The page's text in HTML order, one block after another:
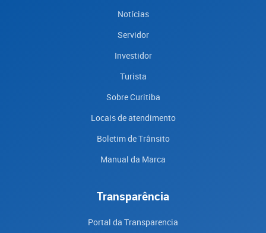
Notícias
Servidor
Investidor
Turista
Sobre Curitiba
Locais de atendimento
Boletim de Trânsito
Manual da Marca
Transparência
Portal da Transparencia